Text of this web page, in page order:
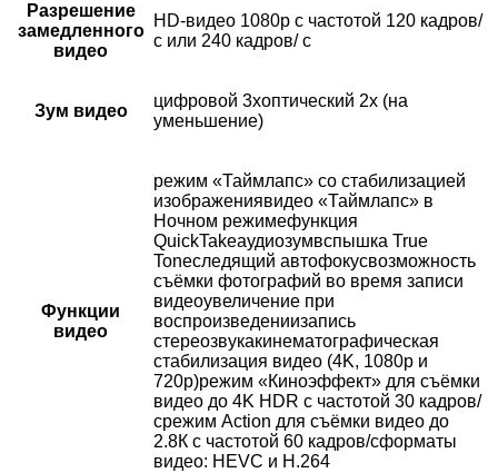
Разрешение
замедленного
видео
HD-видео 1080р c частотой 120 кадров/
с или 240 кадров/ с
Зум видео
цифровой 3хоптический 2x (на
уменьшение)
Функции
видео
режим «Таймлапс» со стабилизацией
изображениявидео «Таймлапс» в
Ночном режимефункция
QuickTakeаудиозумвспышка True
Toneследящий автофокусвозможность
съёмки фотографий во время записи
видеоувеличение при
воспроизведениизапись
стереозвукакинематографическая
стабилизация видео (4K, 1080p и
720p)режим «Киноэффект» для съёмки
видео до 4K HDR с частотой 30 кадров/
срежим Action для съёмки видео до
2.8К с частотой 60 кадров/сформаты
видео: HEVC и H.264